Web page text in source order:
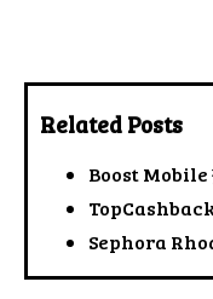
Related Posts
Boost Mobile
Sephora